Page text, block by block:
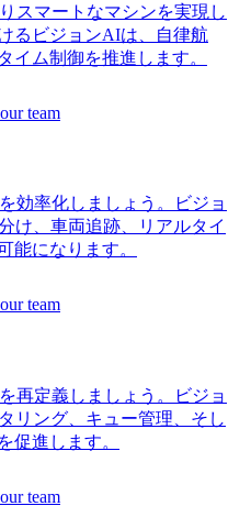
スマートなマシンを実現し
るビジョンAIは、自律航
イム制御を推進します。
効率化しましょう。ビジョ
け、車両追跡、リアルタイ
能になります。
再定義しましょう。ビジョ
リング、キュー管理、そし
促進します。